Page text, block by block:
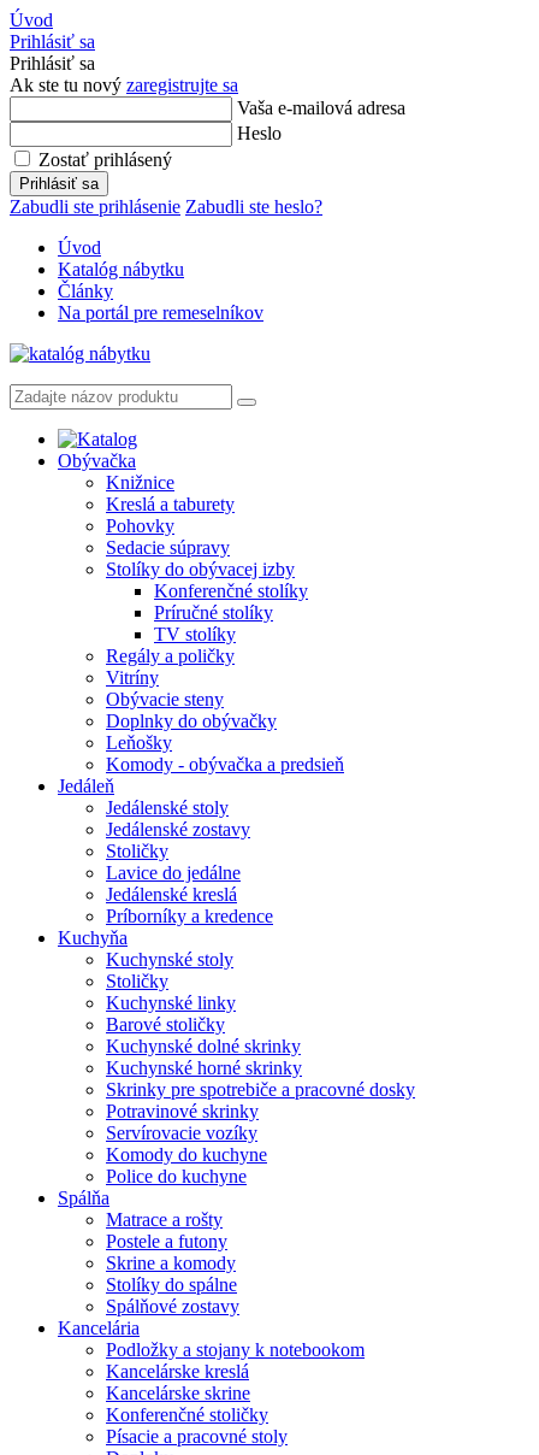
Úvod
Prihlásiť sa
Prihlásiť sa
Ak ste tu nový zaregistrujte sa
Vaša e-mailová adresa
Heslo
Zostať prihlásený
Prihlásiť sa
Zabudli ste prihlásenie Zabudli ste heslo?
Úvod
Katalóg nábytku
Články
Na portál pre remeselníkov
Obývačka
Knižnice
Kreslá a taburety
Pohovky
Sedacie súpravy
Stolíky do obývacej izby
Konferenčné stolíky
Príručné stolíky
TV stolíky
Regály a poličky
Vitríny
Obývacie steny
Doplnky do obývačky
Leňošky
Komody - obývačka a predsieň
Jedáleň
Jedálenské stoly
Jedálenské zostavy
Stoličky
Lavice do jedálne
Jedálenské kreslá
Príborníky a kredence
Kuchyňa
Kuchynské stoly
Stoličky
Kuchynské linky
Barové stoličky
Kuchynské dolné skrinky
Kuchynské horné skrinky
Skrinky pre spotrebiče a pracovné dosky
Potravinové skrinky
Servírovacie vozíky
Komody do kuchyne
Police do kuchyne
Spálňa
Matrace a rošty
Postele a futony
Skrine a komody
Stolíky do spálne
Spálňové zostavy
Kancelária
Podložky a stojany k notebookom
Kancelárske kreslá
Kancelárske skrine
Konferenčné stoličky
Písacie a pracovné stoly